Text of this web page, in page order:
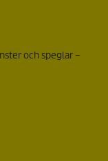
och speglar –